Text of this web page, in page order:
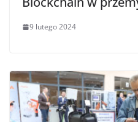
9 lutego 2024